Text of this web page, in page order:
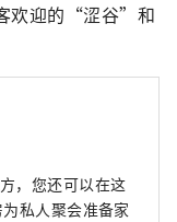
欢迎的“涩谷”和
，您还可以在这
私人聚会准备家